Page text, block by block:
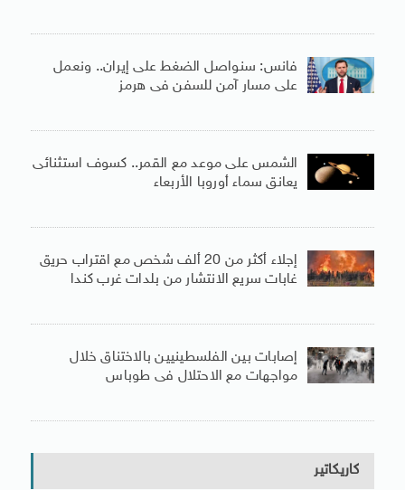
فانس: سنواصل الضغط على إيران.. ونعمل
على مسار آمن للسفن فى هرمز
الشمس على موعد مع القمر.. كسوف استثنائى
يعانق سماء أوروبا الأربعاء
إجلاء أكثر من 20 ألف شخص مع اقتراب حريق
غابات سريع الانتشار من بلدات غرب كندا
إصابات بين الفلسطينيين بالاختناق خلال
مواجهات مع الاحتلال فى طوباس
كاريكاتير